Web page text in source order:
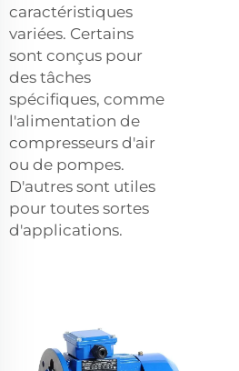
caractéristiques
variées. Certains
sont conçus pour
des tâches
spécifiques, comme
l'alimentation de
compresseurs d'air
ou de pompes.
D'autres sont utiles
pour toutes sortes
d'applications.